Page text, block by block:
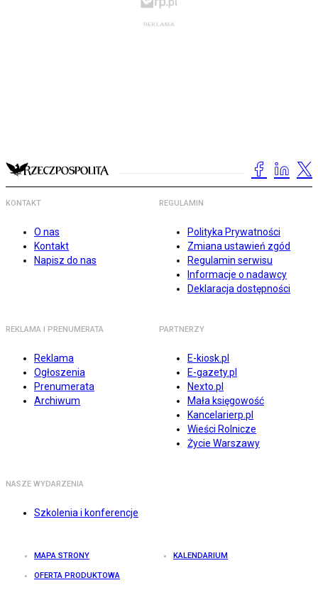
KONTAKT
O nas
Kontakt
Napisz do nas
REGULAMIN
Polityka Prywatności
Zmiana ustawień zgód
Regulamin serwisu
Informacje o nadawcy
Deklaracja dostępności
REKLAMA I PRENUMERATA
Reklama
Ogłoszenia
Prenumerata
Archiwum
PARTNERZY
E-kiosk.pl
E-gazety.pl
Nexto.pl
Mała księgowość
Kancelarierp.pl
Wieści Rolnicze
Życie Warszawy
NASZE WYDARZENIA
Szkolenia i konferencje
MAPA STRONY KALENDARIUM
OFERTA PRODUKTOWA